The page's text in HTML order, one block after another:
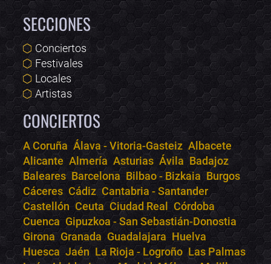
SECCIONES
Conciertos
Festivales
Locales
Artistas
CONCIERTOS
A Coruña Álava - Vitoria-Gasteiz Albacete
Alicante Almería Asturias Ávila Badajoz
Baleares Barcelona Bilbao - Bizkaia Burgos
Cáceres Cádiz Cantabria - Santander
Castellón Ceuta Ciudad Real Córdoba
Cuenca Gipuzkoa - San Sebastián-Donostia
Girona Granada Guadalajara Huelva
Huesca Jaén La Rioja - Logroño Las Palmas
Bololoco · conciertos.club
Online · Te ayudo a encontrar conciertos